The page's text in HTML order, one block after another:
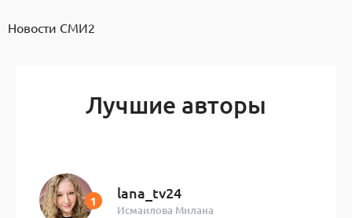
Новости СМИ2
Лучшие авторы
lana_tv24
Исмаилова Милана